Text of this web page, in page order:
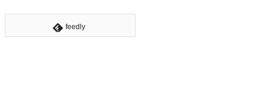
feedly